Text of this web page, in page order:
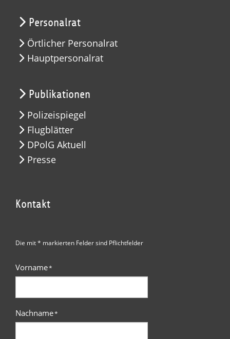
Personalrat
Örtlicher Personalrat
Hauptpersonalrat
Publikationen
Polizeispiegel
Flugblätter
DPolG Aktuell
Presse
Kontakt
Die mit * markierten Felder sind Pflichtfelder
Vorname*
Nachname*